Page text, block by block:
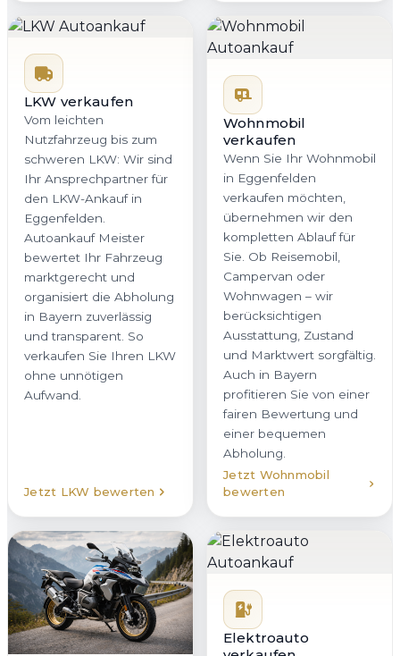
LKW verkaufen
Vom leichten
Nutzfahrzeug bis zum
schweren LKW: Wir sind
Ihr Ansprechpartner für
den LKW-Ankauf in
Eggenfelden.
Autoankauf Meister
bewertet Ihr Fahrzeug
marktgerecht und
organisiert die Abholung
in Bayern zuverlässig
und transparent. So
verkaufen Sie Ihren LKW
ohne unnötigen
Aufwand.
Jetzt LKW bewerten
Wohnmobil
verkaufen
Wenn Sie Ihr Wohnmobil
in Eggenfelden
verkaufen möchten,
übernehmen wir den
kompletten Ablauf für
Sie. Ob Reisemobil,
Campervan oder
Wohnwagen – wir
berücksichtigen
Ausstattung, Zustand
und Marktwert sorgfältig.
Auch in Bayern
profitieren Sie von einer
fairen Bewertung und
einer bequemen
Abholung.
Jetzt Wohnmobil
bewerten
Elektroauto